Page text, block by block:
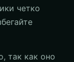
четко
так как оно